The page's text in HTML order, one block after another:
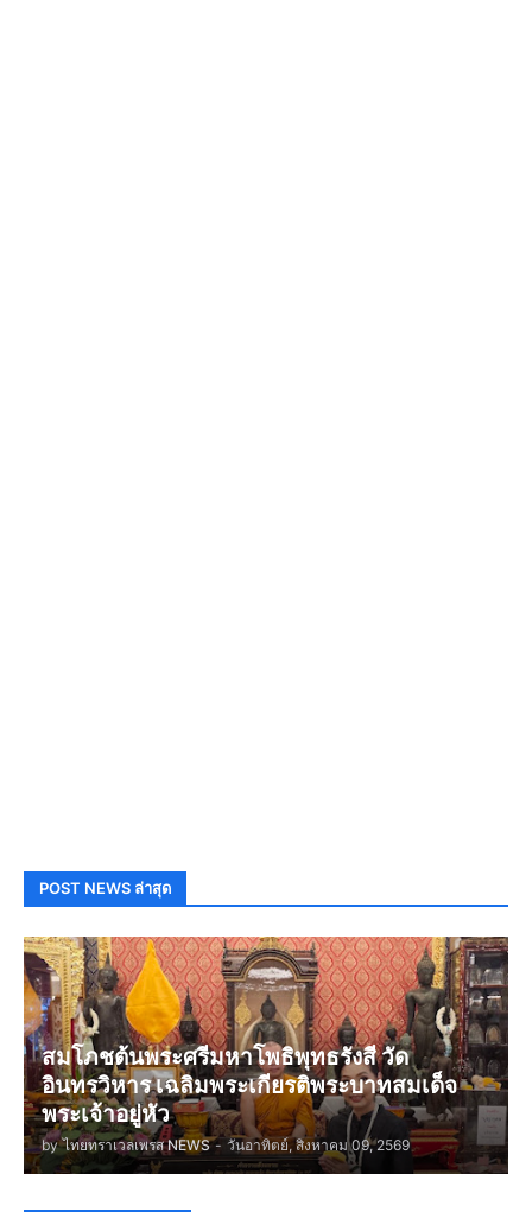
POST NEWS ล่าสุด
สมโภชต้นพระศรีมหาโพธิพุทธรังสี วัด
อินทรวิหาร เฉลิมพระเกียรติพระบาทสมเด็จ
พระเจ้าอยู่หัว
by ไทยทราเวลเพรส NEWS - วันอาทิตย์, สิงหาคม 09, 2569